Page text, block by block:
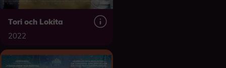
Tori och Lokita
2022